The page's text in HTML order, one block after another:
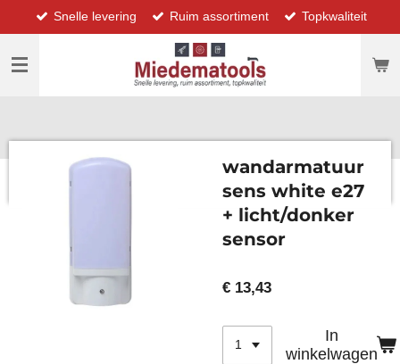
direct
naar
hoofdinhoud
Snelle levering Ruim assortiment Topkwaliteit
wandarmatuur
sens white e27
+ licht/donker
sensor
€ 13,43
In
winkelwagen